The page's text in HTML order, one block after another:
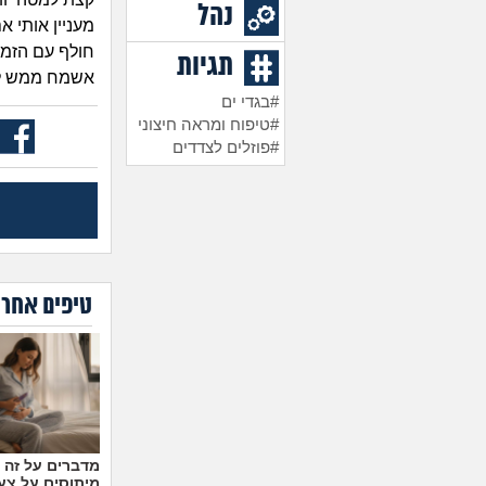
נהל
תגיות
#בגדי ים
#טיפוח ומראה חיצוני
#פוזלים לצדדים
מעניין
חולף עם
אשמח ממש
טיפים